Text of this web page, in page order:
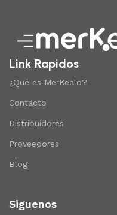
Link Rapidos
¿Qué es MerKealo?
Contacto
Distribuidores
Proveedores
Blog
Siguenos